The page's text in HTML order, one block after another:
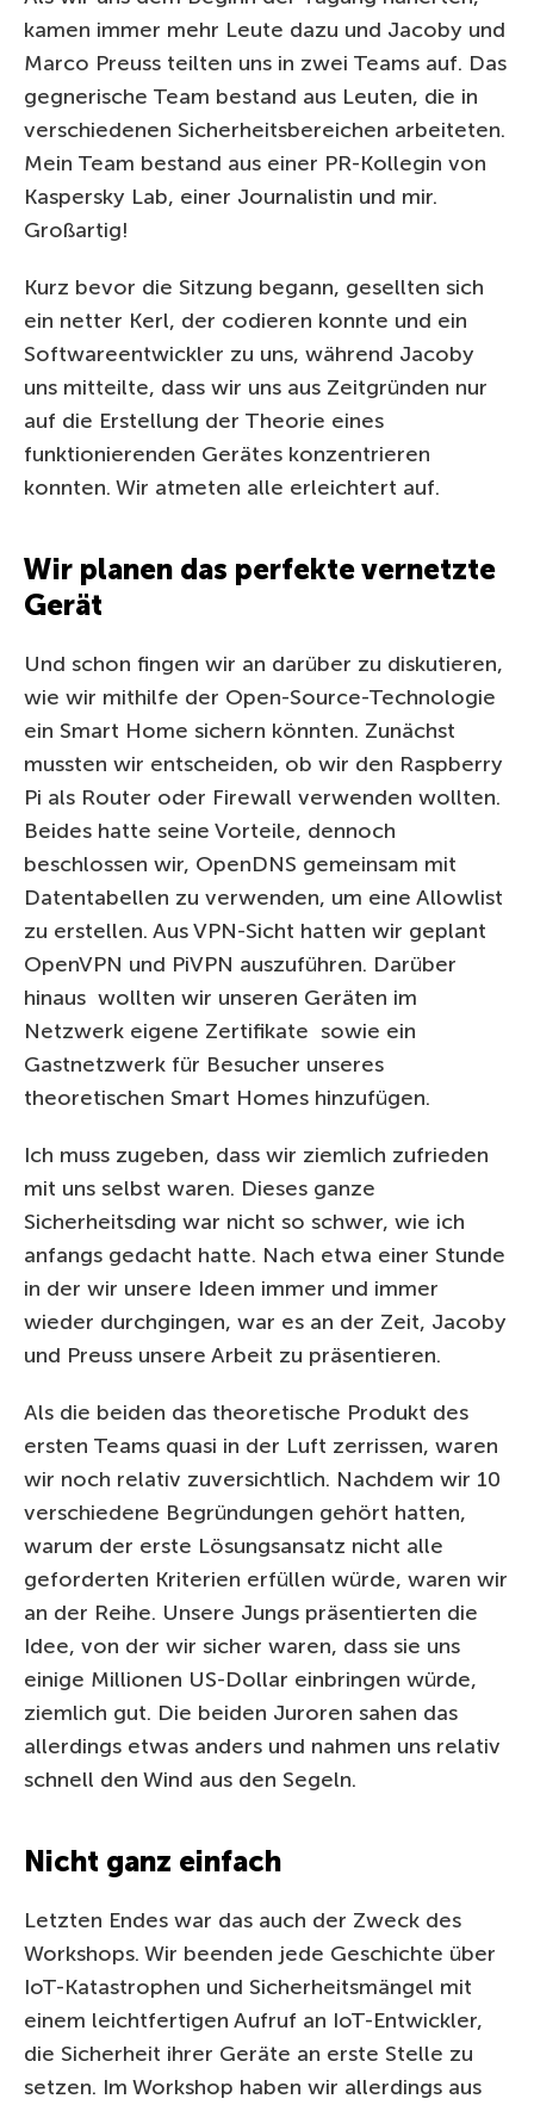
kamen immer mehr Leute dazu und Jacoby und
Marco Preuss teilten uns in zwei Teams auf. Das
gegnerische Team bestand aus Leuten, die in
verschiedenen Sicherheitsbereichen arbeiteten.
Mein Team bestand aus einer PR-Kollegin von
Kaspersky Lab, einer Journalistin und mir.
Großartig!
Kurz bevor die Sitzung begann, gesellten sich
ein netter Kerl, der codieren konnte und ein
Softwareentwickler zu uns, während Jacoby
uns mitteilte, dass wir uns aus Zeitgründen nur
auf die Erstellung der Theorie eines
funktionierenden Gerätes konzentrieren
konnten. Wir atmeten alle erleichtert auf.
Wir planen das perfekte vernetzte
Gerät
Und schon fingen wir an darüber zu diskutieren,
wie wir mithilfe der Open-Source-Technologie
ein Smart Home sichern könnten. Zunächst
mussten wir entscheiden, ob wir den Raspberry
Pi als Router oder Firewall verwenden wollten.
Beides hatte seine Vorteile, dennoch
beschlossen wir, OpenDNS gemeinsam mit
Datentabellen zu verwenden, um eine Allowlist
zu erstellen. Aus VPN-Sicht hatten wir geplant
OpenVPN und PiVPN auszuführen. Darüber
hinaus wollten wir unseren Geräten im
Netzwerk eigene Zertifikate sowie ein
Gastnetzwerk für Besucher unseres
theoretischen Smart Homes hinzufügen.
Ich muss zugeben, dass wir ziemlich zufrieden
mit uns selbst waren. Dieses ganze
Sicherheitsding war nicht so schwer, wie ich
anfangs gedacht hatte. Nach etwa einer Stunde
in der wir unsere Ideen immer und immer
wieder durchgingen, war es an der Zeit, Jacoby
und Preuss unsere Arbeit zu präsentieren.
Als die beiden das theoretische Produkt des
ersten Teams quasi in der Luft zerrissen, waren
wir noch relativ zuversichtlich. Nachdem wir 10
verschiedene Begründungen gehört hatten,
warum der erste Lösungsansatz nicht alle
geforderten Kriterien erfüllen würde, waren wir
an der Reihe. Unsere Jungs präsentierten die
Idee, von der wir sicher waren, dass sie uns
einige Millionen US-Dollar einbringen würde,
ziemlich gut. Die beiden Juroren sahen das
allerdings etwas anders und nahmen uns relativ
schnell den Wind aus den Segeln.
Nicht ganz einfach
Letzten Endes war das auch der Zweck des
Workshops. Wir beenden jede Geschichte über
IoT-Katastrophen und Sicherheitsmängel mit
einem leichtfertigen Aufruf an IoT-Entwickler,
die Sicherheit ihrer Geräte an erste Stelle zu
setzen. Im Workshop haben wir allerdings aus